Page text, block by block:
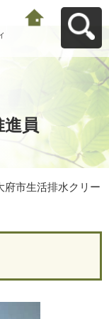
員
府市生活排水クリー